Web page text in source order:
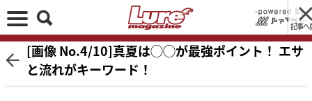
記事へ
[画像 No.4/10]真夏は◯◯が最強ポイント！ エサ
と流れがキーワード！